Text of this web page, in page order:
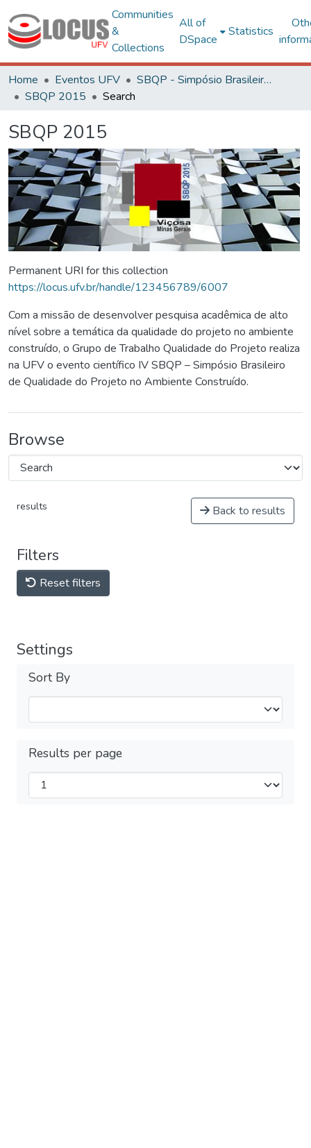
Communities
&
Collections
All of
DSpace
Statistics
Home Eventos UFV
SBQP - Simpósio Brasileiro de Qualidade do Projeto no Ambiente Construído
SBQP 2015
Search
SBQP 2015
Permanent URI for this collection
https://locus.ufv.br/handle/123456789/6007
Com a missão de desenvolver pesquisa acadêmica de alto
nível sobre a temática da qualidade do projeto no ambiente
construído, o Grupo de Trabalho Qualidade do Projeto realiza
na UFV o evento científico IV SBQP – Simpósio Brasileiro
de Qualidade do Projeto no Ambiente Construído.
Browse
results Back to results
Filters
Reset filters
Settings
Sort By
Results per page